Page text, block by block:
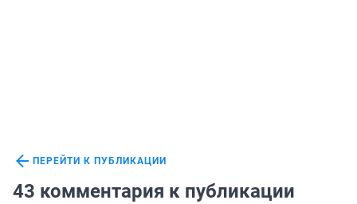
ПЕРЕЙТИ К ПУБЛИКАЦИИ
43 комментария к публикации